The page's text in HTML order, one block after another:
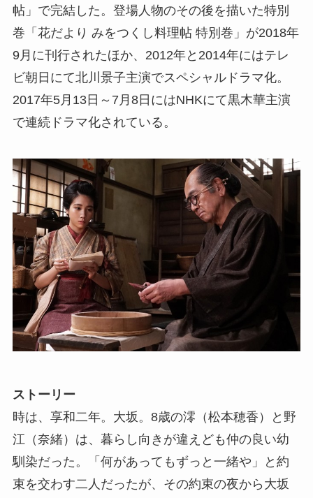
帖」で完結した。登場人物のその後を描いた特別
巻「花だより みをつくし料理帖 特別巻」が2018年
9月に刊行されたほか、2012年と2014年にはテレ
ビ朝日にて北川景子主演でスペシャルドラマ化。
2017年5月13日～7月8日にはNHKにて黒木華主演
で連続ドラマ化されている。
ストーリー
時は、享和二年。大坂。8歳の澪（松本穂香）と野
江（奈緒）は、暮らし向きが違えども仲の良い幼
馴染だった。「何があってもずっと一緒や」と約
束を交わす二人だったが、その約束の夜から大坂